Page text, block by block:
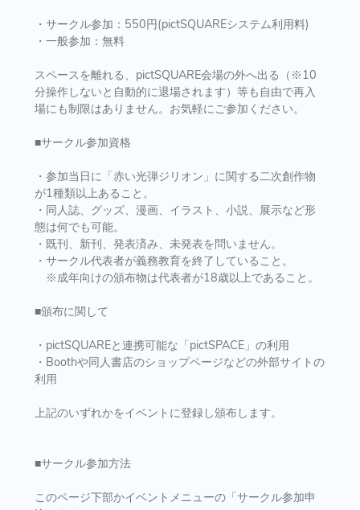
・サークル参加：550円(pictSQUAREシステム利用料)
・一般参加：無料
スペースを離れる、pictSQUARE会場の外へ出る（※10
分操作しないと自動的に退場されます）等も自由で再入
場にも制限はありません。お気軽にご参加ください。
■サークル参加資格
・参加当日に「赤い光弾ジリオン」に関する二次創作物
が1種類以上あること。
・同人誌、グッズ、漫画、イラスト、小説、展示など形
態は何でも可能。
・既刊、新刊、発表済み、未発表を問いません。
・サークル代表者が義務教育を終了していること。
※成年向けの頒布物は代表者が18歳以上であること。
■頒布に関して
・pictSQUAREと連携可能な「pictSPACE」の利用
・Boothや同人書店のショップページなどの外部サイトの
利用
上記のいずれかをイベントに登録し頒布します。
■サークル参加方法
このページ下部かイベントメニューの「サークル参加申